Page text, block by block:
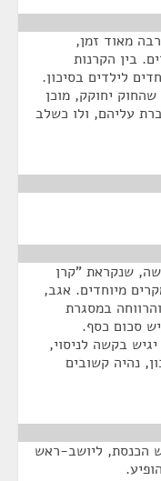
מאוד זמן,
בין הקרנות
לילדים בסיכון.
יחוקק, מוכן
עליהם, ולו כשלב
שנקראת "קרן
מיוחדים. אגב,
במסגרת
סכום כסף.
בקשה לניסוי,
נהיה קשובים
הכנסת, ליושב-ראש